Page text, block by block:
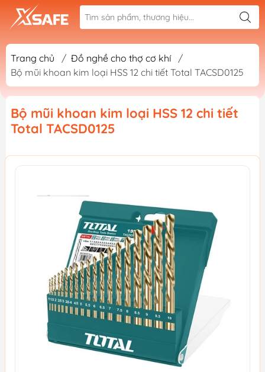
Trang chủ / Đồ nghề cho thợ cơ khí
/
Bộ mũi khoan kim loại HSS 12 chi tiết Total TACSD0125
Bộ mũi khoan kim loại HSS 12 chi tiết
Total TACSD0125